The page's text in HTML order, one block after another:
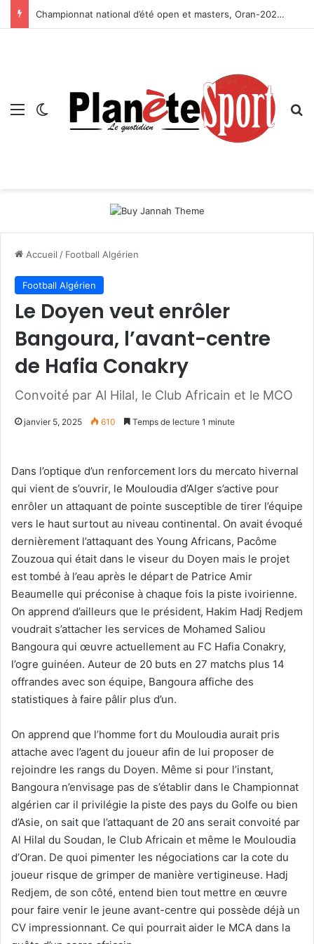
Championnat national d’été open et masters, Oran-2026 — Le CRB s’adjuge le titre
Menu Switch skin
Accueil / Football Algérien
Football Algérien
Le Doyen veut enrôler
Bangoura, l’avant-centre
de Hafia Conakry
Convoité par Al Hilal, le Club Africain et le MCO
janvier 5, 2025 610 Temps de lecture 1 minute
Dans l’optique d’un renforcement lors du mercato hivernal
qui vient de s’ouvrir, le Mouloudia d’Alger s’active pour
enrôler un attaquant de pointe susceptible de tirer l’équipe
vers le haut surtout au niveau continental. On avait évoqué
dernièrement l’attaquant des Young Africans, Pacôme
Zouzoua qui était dans le viseur du Doyen mais le projet
est tombé à l’eau après le départ de Patrice Amir
Beaumelle qui préconise à chaque fois la piste ivoirienne.
On apprend d’ailleurs que le président, Hakim Hadj Redjem
voudrait s’attacher les services de Mohamed Saliou
Bangoura qui œuvre actuellement au FC Hafia Conakry,
l’ogre guinéen. Auteur de 20 buts en 27 matchs plus 14
offrandes avec son équipe, Bangoura affiche des
statistiques à faire pâlir plus d’un.
On apprend que l’homme fort du Mouloudia aurait pris
attache avec l’agent du joueur afin de lui proposer de
rejoindre les rangs du Doyen. Même si pour l’instant,
Bangoura n’envisage pas de s’établir dans le Championnat
algérien car il privilégie la piste des pays du Golfe ou bien
d’Asie, on sait que l’attaquant de 20 ans serait convoité par
Al Hilal du Soudan, le Club Africain et même le Mouloudia
d’Oran. De quoi pimenter les négociations car la cote du
joueur risque de grimper de manière vertigineuse. Hadj
Redjem, de son côté, entend bien tout mettre en œuvre
pour faire venir le jeune avant-centre qui possède déjà un
CV impressionnant. Ce qui pourrait aider le MCA dans la